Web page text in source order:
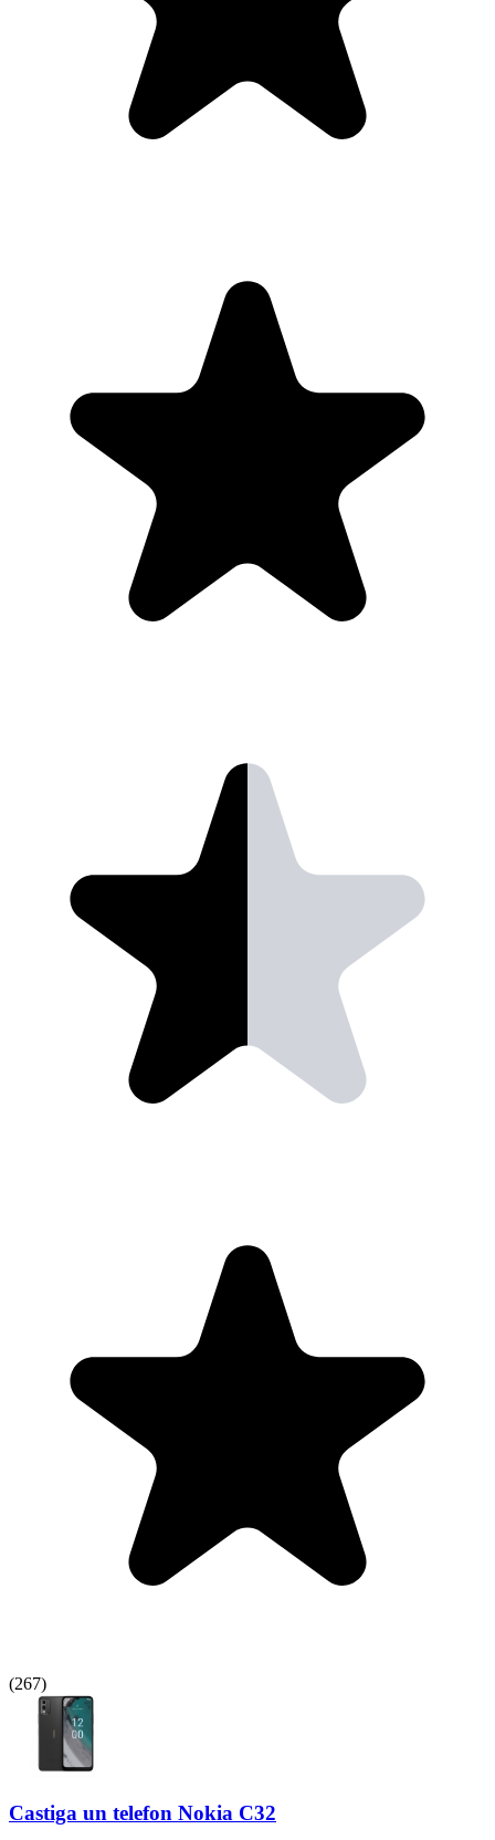
(267)
Castiga un telefon Nokia C32